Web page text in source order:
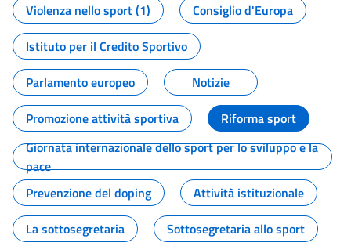
Violenza nello sport (1)
Consiglio d'Europa
Istituto per il Credito Sportivo
Parlamento europeo
Notizie
Promozione attività sportiva
Riforma sport
Giornata internazionale dello sport per lo sviluppo e la
pace
Prevenzione del doping
Attività istituzionale
La sottosegretaria
Sottosegretaria allo sport